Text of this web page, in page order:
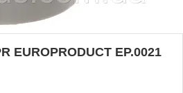
EUROPRODUCT EP.0021